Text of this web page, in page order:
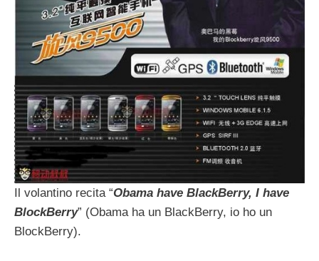
Il volantino recita “Obama have BlackBerry, I have
BlockBerry” (Obama ha un BlackBerry, io ho un
BlockBerry).